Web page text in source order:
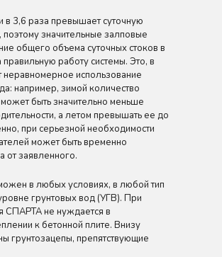
в 3,6 раза превышает суточную
поэтому значительные залповые
общего объема суточных стоков в
правильную работу системы. Это, в
неравномерное использование
например, зимой количество
быть значительно меньше
а летом превышать ее до
при серьезной необходимости
может быть временно
от заявленного.
в любых условиях, в любой тип
грунтовых вод (УГВ). При
СПАРТА не нуждается в
к бетонной плите. Внизу
грунтозацепы, препятствующие